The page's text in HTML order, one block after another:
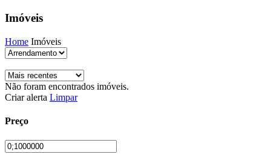
Imóveis
Home Imóveis
Não foram encontrados imóveis.
Criar alerta Limpar
Preço